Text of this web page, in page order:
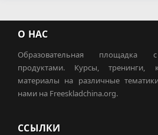
О НАС
Образовательная площадка
продуктами. Курсы, тренинги,
материалы на различные
нами на Freeskladchina.org.
ССЫЛКИ